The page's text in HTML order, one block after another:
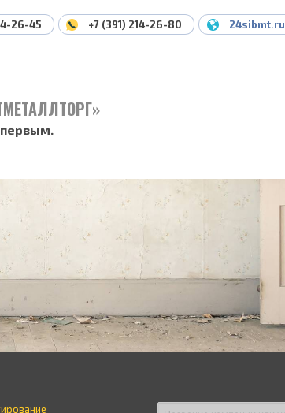
26-45 +7 (391) 214-26-80 24sibmt.ru